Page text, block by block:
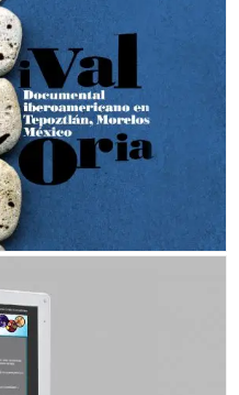
(2008)